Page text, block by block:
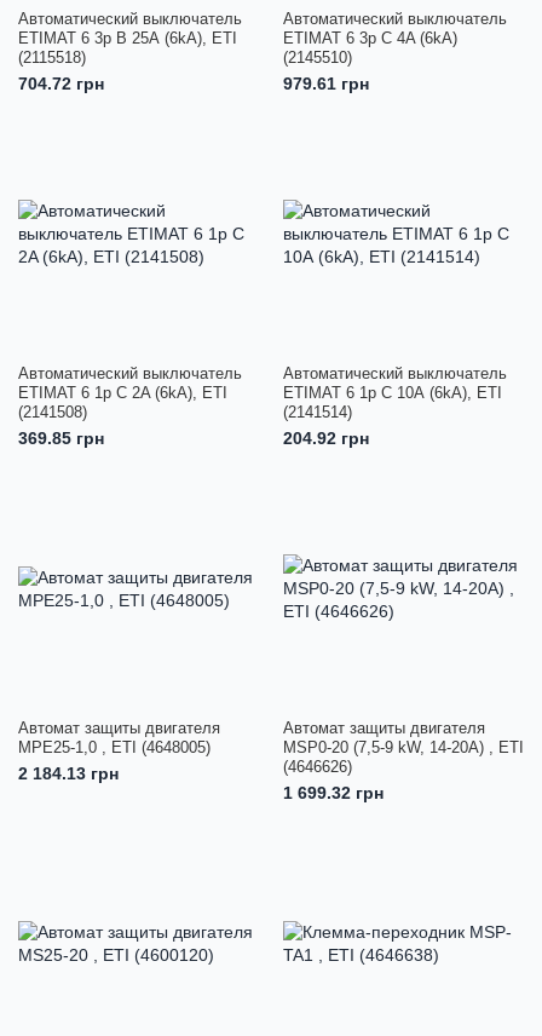
Автоматический выключатель
ETIMAT 6 3p B 25А (6kA), ETI
(2115518)
704.72 грн
Автоматический выключатель
ETIMAT 6 3p C 4A (6kA)
(2145510)
979.61 грн
Автоматический выключатель
ETIMAT 6 1p C 2A (6kA), ETI
(2141508)
369.85 грн
Автоматический выключатель
ETIMAT 6 1p С 10А (6kA), ETI
(2141514)
204.92 грн
Автомат защиты двигателя
MPE25-1,0 , ETI (4648005)
2 184.13 грн
Автомат защиты двигателя
MSP0-20 (7,5-9 kW, 14-20A) , ETI
(4646626)
1 699.32 грн